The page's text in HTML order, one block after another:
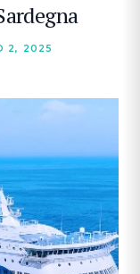
2, 2025